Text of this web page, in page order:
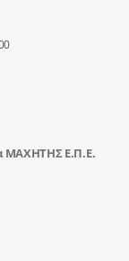
ΜΑΧΗΤΗΣ Ε.Π.Ε.